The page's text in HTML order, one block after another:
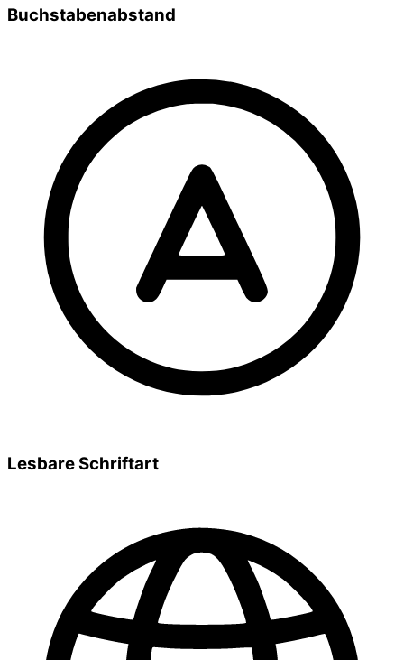
Buchstabenabstand
Lesbare Schriftart